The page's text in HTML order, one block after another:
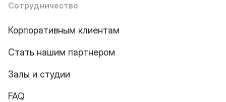
Сотрудничество
Корпоративным клиентам
Стать нашим партнером
Залы и студии
FAQ